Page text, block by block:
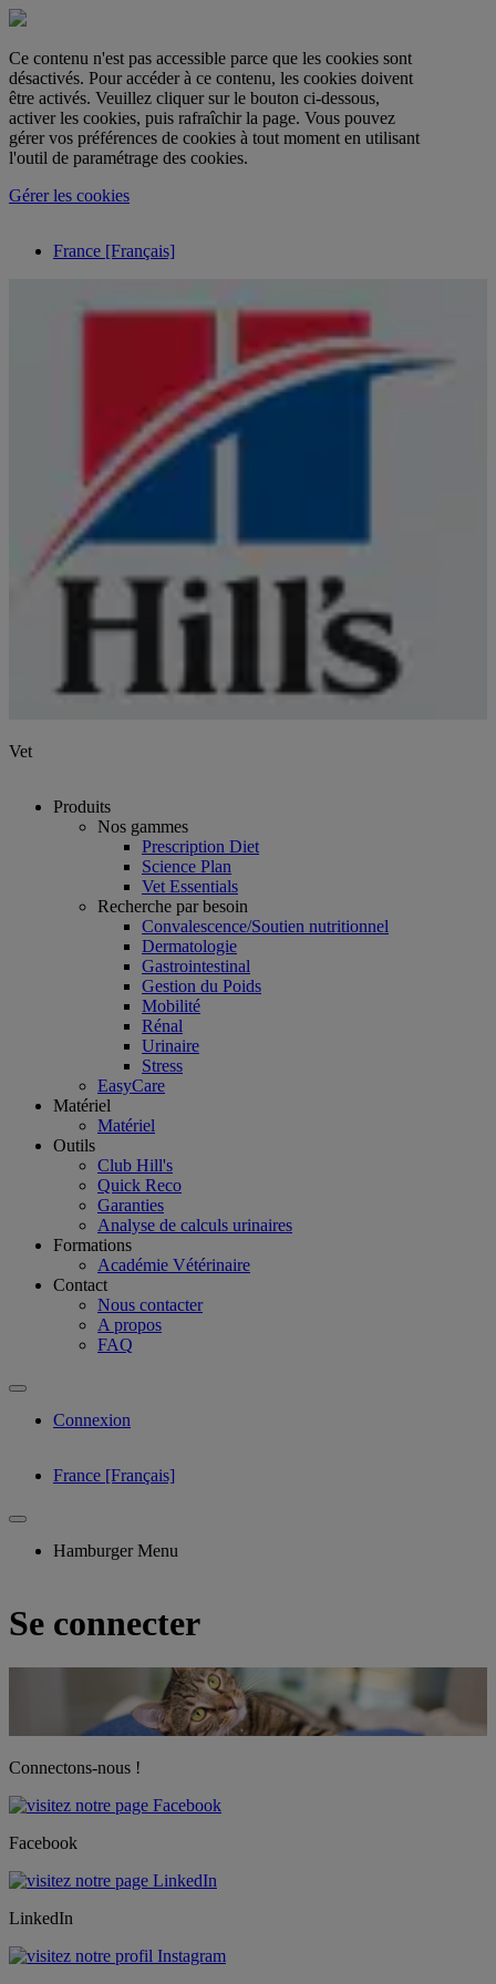
Ce contenu n'est pas accessible parce que les cookies sont
désactivés. Pour accéder à ce contenu, les cookies doivent
être activés. Veuillez cliquer sur le bouton ci-dessous,
activer les cookies, puis rafraîchir la page. Vous pouvez
gérer vos préférences de cookies à tout moment en utilisant
l'outil de paramétrage des cookies.
Gérer les cookies
France [Français]
Vet
Produits
Nos gammes
Prescription Diet
Science Plan
Vet Essentials
Recherche par besoin
Convalescence/Soutien nutritionnel
Dermatologie
Gastrointestinal
Gestion du Poids
Mobilité
Rénal
Urinaire
Stress
EasyCare
Matériel
Matériel
Outils
Club Hill's
Quick Reco
Garanties
Analyse de calculs urinaires
Formations
Académie Vétérinaire
Contact
Nous contacter
A propos
FAQ
Connexion
France [Français]
Hamburger Menu
Se connecter
Connectons-nous !
Facebook
LinkedIn